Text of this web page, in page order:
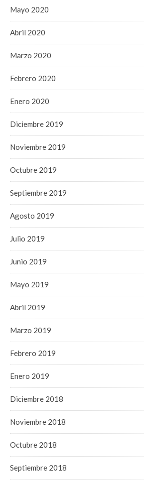
Mayo 2020
Abril 2020
Marzo 2020
Febrero 2020
Enero 2020
Diciembre 2019
Noviembre 2019
Octubre 2019
Septiembre 2019
Agosto 2019
Julio 2019
Junio 2019
Mayo 2019
Abril 2019
Marzo 2019
Febrero 2019
Enero 2019
Diciembre 2018
Noviembre 2018
Octubre 2018
Septiembre 2018